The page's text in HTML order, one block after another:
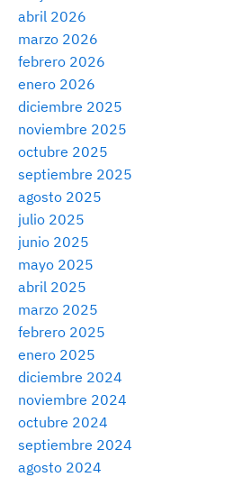
abril 2026
marzo 2026
febrero 2026
enero 2026
diciembre 2025
noviembre 2025
octubre 2025
septiembre 2025
agosto 2025
julio 2025
junio 2025
mayo 2025
abril 2025
marzo 2025
febrero 2025
enero 2025
diciembre 2024
noviembre 2024
octubre 2024
septiembre 2024
agosto 2024